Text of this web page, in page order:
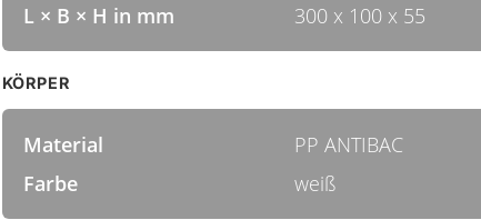
L × B × H in mm 300 x 100 x 55
KÖRPER
Material
PP ANTIBAC
Farbe
weiß